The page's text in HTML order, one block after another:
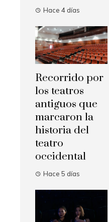
Hace 4 días
Recorrido por
los teatros
antiguos que
marcaron la
historia del
teatro
occidental
Hace 5 días